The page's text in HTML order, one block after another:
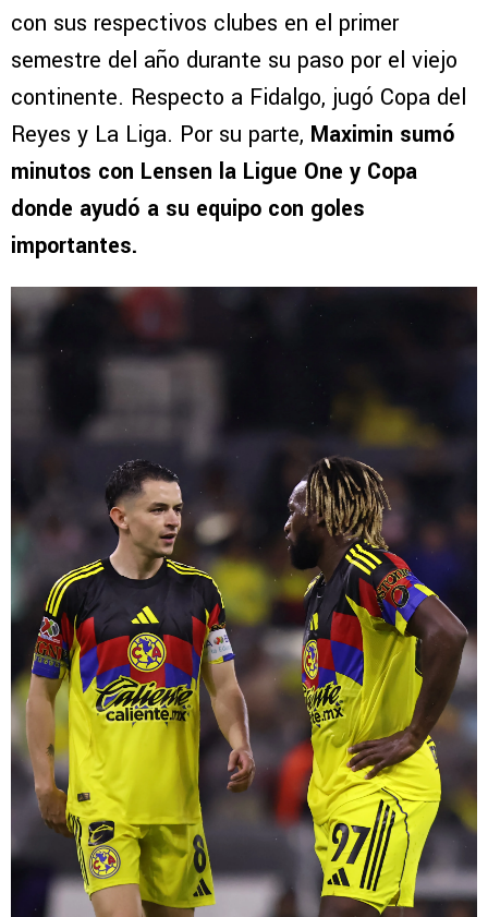
con sus respectivos clubes en el primer
semestre del año durante su paso por el viejo
continente. Respecto a Fidalgo, jugó Copa del
Reyes y La Liga. Por su parte, Maximin sumó
minutos con Lensen la Ligue One y Copa
donde ayudó a su equipo con goles
importantes.